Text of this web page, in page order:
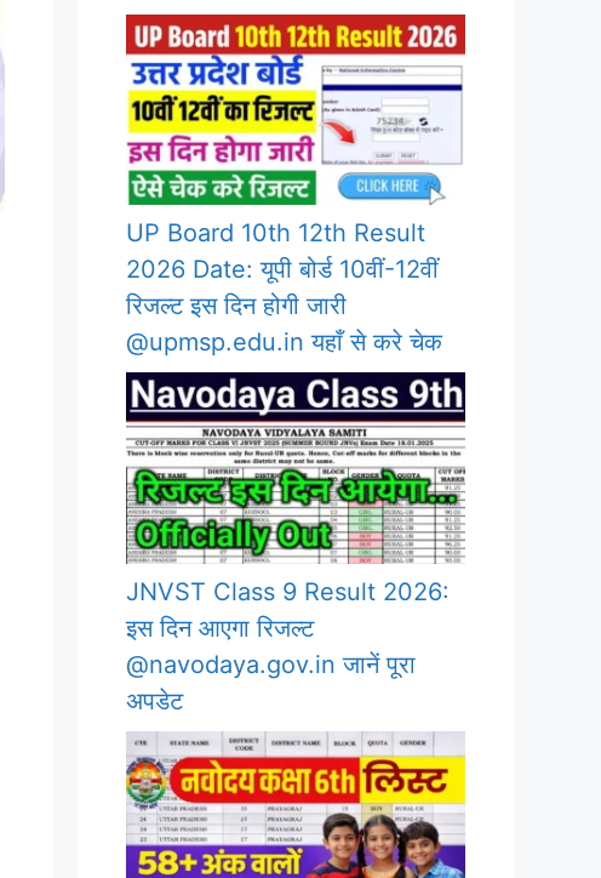
UP Board 10th 12th Result
2026 Date: यूपी बोर्ड 10वीं-12वीं
रिजल्ट इस दिन होगी जारी
@upmsp.edu.in यहाँ से करे चेक
JNVST Class 9 Result 2026:
इस दिन आएगा रिजल्ट
@navodaya.gov.in जानें पूरा
अपडेट